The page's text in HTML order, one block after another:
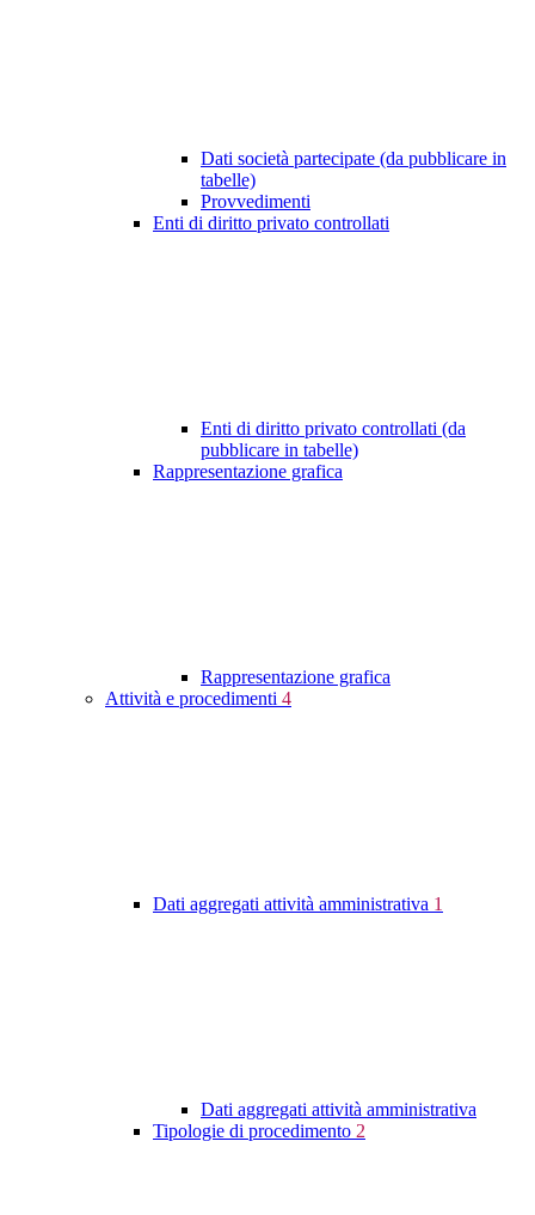
Dati società partecipate (da pubblicare in
tabelle)
Provvedimenti
Enti di diritto privato controllati
Enti di diritto privato controllati (da
pubblicare in tabelle)
Rappresentazione grafica
Rappresentazione grafica
Attività e procedimenti 4
Dati aggregati attività amministrativa 1
Dati aggregati attività amministrativa
Tipologie di procedimento 2